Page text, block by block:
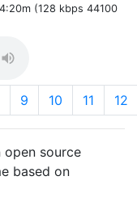
(128 kbps 44100
9 10 11 12
open source
based on